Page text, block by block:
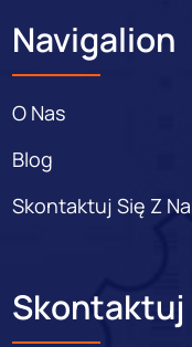
Navigalion
O Nas
Blog
Skontaktuj Się Z
Skontaktuj